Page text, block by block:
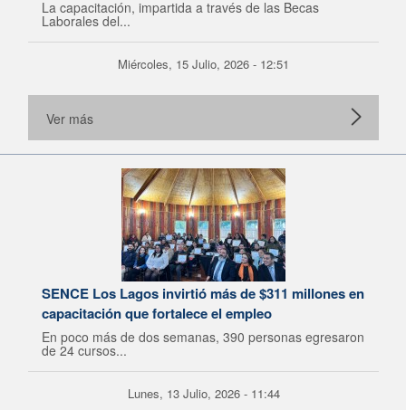
La capacitación, impartida a través de las Becas
Laborales del...
Miércoles, 15 Julio, 2026 - 12:51
Ver más
SENCE Los Lagos invirtió más de $311 millones en
capacitación que fortalece el empleo
En poco más de dos semanas, 390 personas egresaron
de 24 cursos...
Lunes, 13 Julio, 2026 - 11:44